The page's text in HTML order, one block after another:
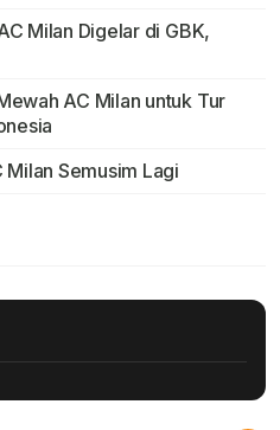
Milan Digelar di GBK,
AC Milan untuk Tur
Semusim Lagi